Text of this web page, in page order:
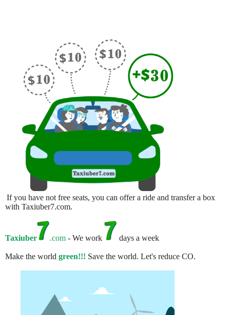
If you have not free seats, you can offer a ride and transfer a box
with Taxiuber7.com.
Taxiuber .com - We work days a week
Make the world green!!! Save the world. Let's reduce CO.